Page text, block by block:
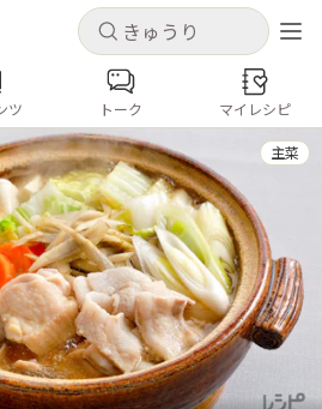
キャンセル
るとレシピを保存できます
新規登録
キャンセル
コンテンツ
トマト
とうもろこし
うが ゴーヤ
ツ トーク マイレシピ
主菜